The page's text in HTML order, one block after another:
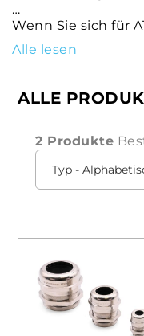
Wenn Sie sich für
aus vernickeltem
entscheiden,
Alle lesen
ALLE
2 Produkte